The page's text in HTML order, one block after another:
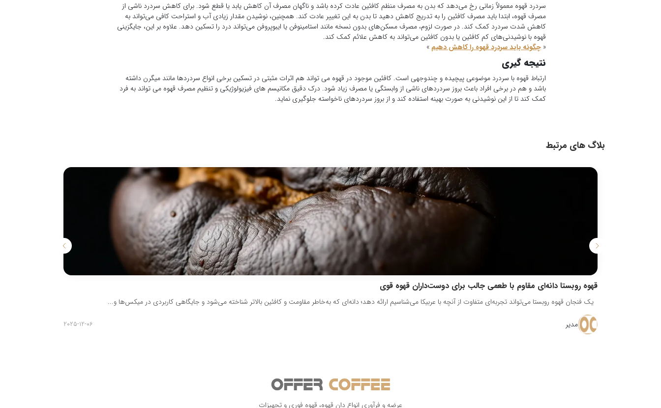
سردرد قهوه معمولاً زمانی رخ می‌دهد که بدن به مصرف منظم کافئین عادت کرده باشد و ناگهان مصرف آن کاهش یابد یا قطع شود. برای کاهش سردرد ناشی از
مصرف قهوه، ابتدا باید مصرف کافئین را به تدریج کاهش دهید تا بدن به این تغییر عادت کند. همچنین، نوشیدن مقدار زیادی آب و استراحت کافی می‌تواند به
کاهش شدت سردرد کمک کند. در صورت لزوم، مصرف مسکن‌های بدون نسخه مانند استامینوفن یا ایبوپروفن می‌تواند درد را تسکین دهد. علاوه بر این، جایگزینی
قهوه با نوشیدنی‌های کم کافئین یا بدون کافئین می‌تواند به کاهش علائم کمک کند.
« چگونه باید سردرد قهوه را کاهش دهیم »
نتیجه گیری
ارتباط قهوه با سردرد موضوعی پیچیده و چندوجهی است. کافئین موجود در قهوه می تواند هم اثرات مثبتی در تسکین برخی انواع سردردها مانند میگرن داشته
باشد و هم در برخی افراد باعث بروز سردردهای ناشی از وابستگی یا مصرف زیاد شود. درک دقیق مکانیسم های فیزیولوژیکی و تنظیم مصرف قهوه می تواند به فرد
کمک کند تا از این نوشیدنی به صورت بهینه استفاده کند و از بروز سردردهای ناخواسته جلوگیری نماید.
بلاگ های مرتبط
قهوه روبستا دانه‌ای مقاوم با طعمی جالب برای دوست‌داران قهوه قوی
یک فنجان قهوه روبستا می‌تواند تجربه‌ای متفاوت از آنچه با عربیکا می‌شناسیم ارائه دهد؛ دانه‌ای که به‌خاطر مقاومت و کافئین بالاتر شناخته می‌شود و جایگاهی کاربردی در میکس‌ها و...
مدیر 2025-12-06
عرضه و فرآوری انواع دان قهوه، قهوه فوری و تجهیزات